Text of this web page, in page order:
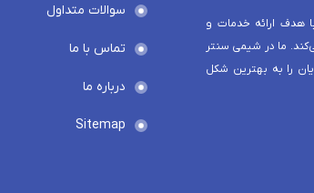
هدف ارائه خدمات و
ما در شیمی سنتر
را به بهترین شکل
سوالات متداول
تماس با ما
درباره ما
Sitemap